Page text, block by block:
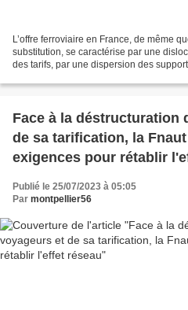
L’offre ferroviaire en France, de même
substitution, se caractérise par une
des tarifs, par une dispersion des
Face à la déstructuration
de sa tarification, la
exigences pour rétablir
Publié le 25/07/2023 à 05:05
Par montpellier56